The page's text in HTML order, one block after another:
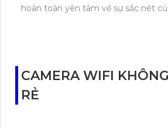
hoàn toàn yên tâm về sự sắc nét
trang bị công nghệ IP POE độc
bị giảm chất lượng dù sử dụng
phức tạp. Với thiết kế Dome Plastic,
CAMERA WIFI
RẺ